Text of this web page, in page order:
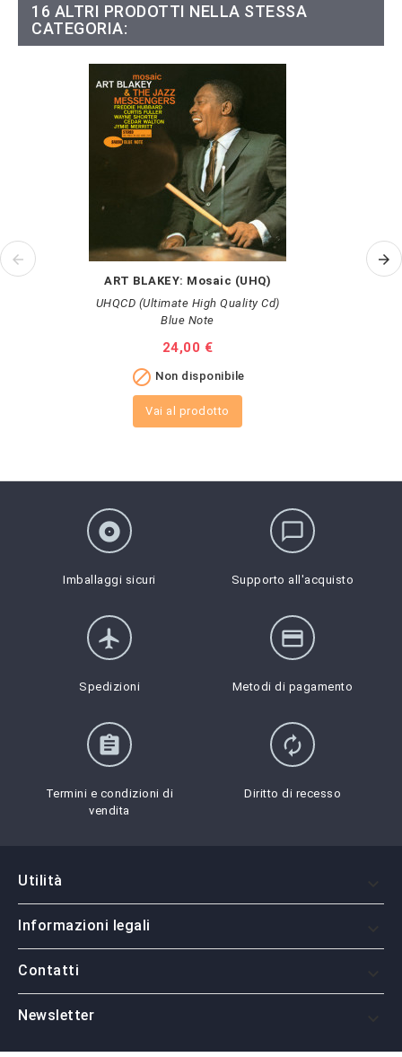
16 ALTRI PRODOTTI NELLA STESSA
CATEGORIA:
ART BLAKEY: Mosaic (UHQ)
UHQCD (Ultimate High Quality Cd)
Blue Note
Prezzo
24,00 €
 Non disponibile
Vai al prodotto
album
Imballaggi sicuri
chat_bubble_outline
Supporto all'acquisto
flight
Spedizioni
credit_card
Metodi di pagamento
assignment
Termini e condizioni di
vendita
autorenew
Diritto di recesso
Utilità
Informazioni legali
Contatti
Newsletter